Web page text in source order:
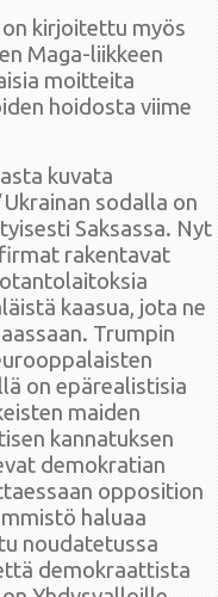
kirjoitettu myös
Maga-liikkeen
moitteita
hoidosta viime
kuvata
sodalla on
Saksassa. Nyt
rakentavat
kaasua, jota ne
Trumpin
on epärealistisia
maiden
kannatuksen
demokratian
opposition
haluaa
noudatetussa
demokraattista